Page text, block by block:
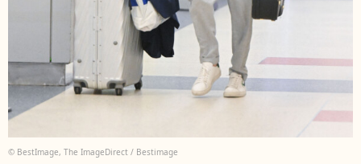
© BestImage, The ImageDirect / Bestimage